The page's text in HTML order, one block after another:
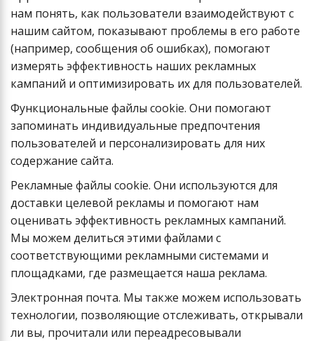
нам понять, как пользователи взаимодействуют с
нашим сайтом, показывают проблемы в его работе
(например, сообщения об ошибках), помогают
измерять эффективность наших рекламных
кампаний и оптимизировать их для пользователей.
Функциональные файлы cookie. Они помогают
запоминать индивидуальные предпочтения
пользователей и персонализировать для них
содержание сайта.
Рекламные файлы cookie. Они используются для
доставки целевой рекламы и помогают нам
оценивать эффективность рекламных кампаний.
Мы можем делиться этими файлами с
соответствующими рекламными системами и
площадками, где размещается наша реклама.
Электронная почта. Мы также можем использовать
технологии, позволяющие отслеживать, открывали
ли вы, прочитали или переадресовывали